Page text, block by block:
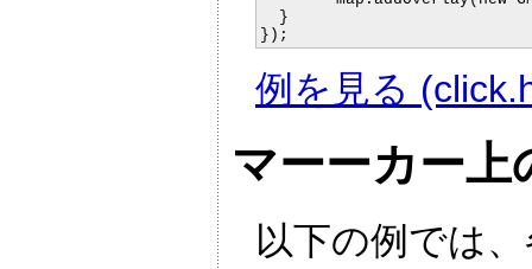
  }
例を見る
マーーカー上
以下の例では